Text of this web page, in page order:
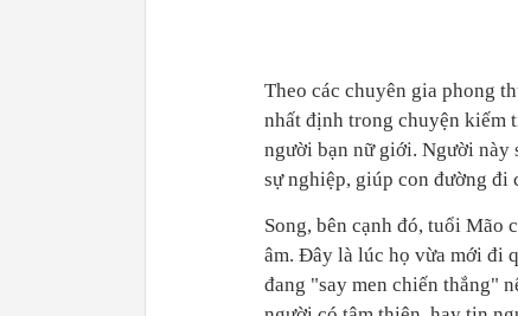
Theo các chuyên gia phong
nhất định trong chuyện kiếm
người bạn nữ giới. Người này
sự nghiệp, giúp con đường đi
Song, bên cạnh đó, tuổi Mão
âm. Đây là lúc họ vừa mới đi
đang "say men chiến thắng"